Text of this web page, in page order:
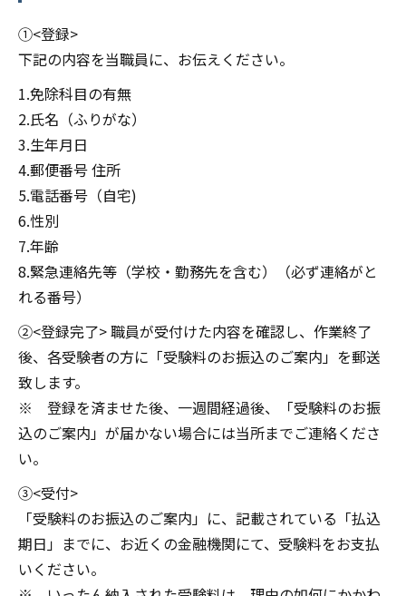
①<登録>
下記の内容を当職員に、お伝えください。
1.免除科目の有無
2.氏名（ふりがな）
3.生年月日
4.郵便番号 住所
5.電話番号（自宅)
6.性別
7.年齢
8.緊急連絡先等（学校・勤務先を含む）（必ず連絡がと
れる番号）
②<登録完了> 職員が受付けた内容を確認し、作業終了
後、各受験者の方に「受験料のお振込のご案内」を郵送
致します。
※ 登録を済ませた後、一週間経過後、「受験料のお振
込のご案内」が届かない場合には当所までご連絡くださ
い。
③<受付>
「受験料のお振込のご案内」に、記載されている「払込
期日」までに、お近くの金融機関にて、受験料をお支払
いください。